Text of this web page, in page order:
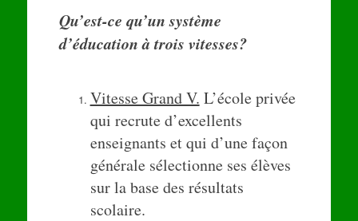
Qu’est-ce qu’un système
d’éducation à trois vitesses?
Vitesse Grand V. L’école privée
qui recrute d’excellents
enseignants et qui d’une façon
générale sélectionne ses élèves
sur la base des résultats
scolaire.